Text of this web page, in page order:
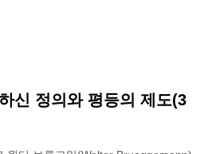
신 정의와 평등의 제도(3